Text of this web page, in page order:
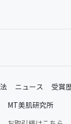
ニュース 受賞
MT美肌研究所